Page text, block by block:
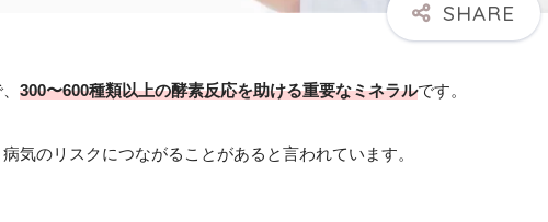
300〜600種類以上の酵素反応を助ける重要なミネラルです。
気のリスクにつながることがあると言われています。